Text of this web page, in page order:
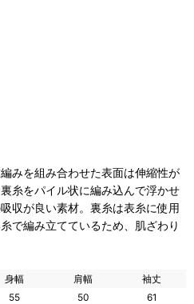
みを組み合わせた表面は伸縮性が
糸をパイル状に編み込んで浮かせ
収が良い素材。裏糸は表糸に使用
で編み立てているため、肌ざわり
身幅 肩幅
袖丈
55 50
61